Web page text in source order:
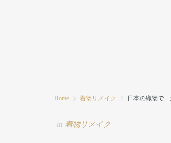
Home 着物リメイク 日本の織物で…
in 着物リメイク